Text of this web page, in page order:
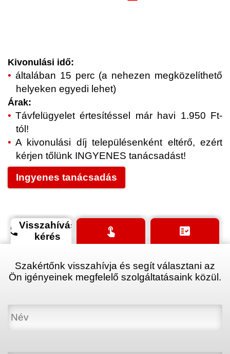
Kivonulási idő:
általában 15 perc (a nehezen megközelíthető
helyeken egyedi lehet)
Árak:
Távfelügyelet értesítéssel már havi 1.950 Ft-
tól!
A kivonulási díj településenként eltérő, ezért
kérjen tőlünk INGYENES tanácsadást!
Ingyenes tanácsadás
phoneVisszahívás
kérés
touch_app fact_check
Szakértőnk visszahívja és segít választani az
Ön igényeinek megfelelő szolgáltatásaink közül.